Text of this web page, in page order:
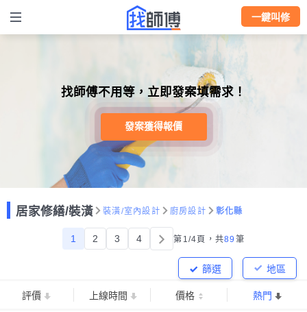
一鍵叫修
找師傅不用等，立即發案填需求！
發案獲得報價
居家修繕/裝潢 裝潢/室內設計 廚房設計 彰化縣
1 2 3 4 第1/4頁， 共89 筆
地區
篩選
評價 上線時間 價格 熱門